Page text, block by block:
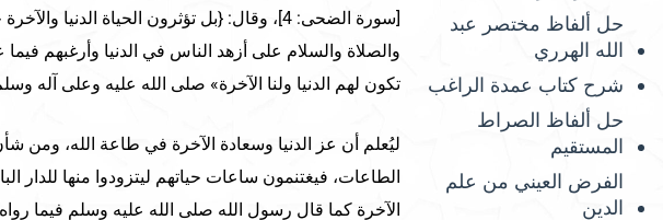
حل ألفاظ مختصر عبد
الله الهرري
شرح كتاب عمدة الراغب
حل ألفاظ الصراط
المستقيم
الفرض العيني من علم
الدين
والصلاة والسلام على أزهد الناس في الدنيا وأرغبهم فيما
تكون لهم الدنيا ولنا الآخرة» صلى الله عليه وعلى آله
ليُعلم أن عز الدنيا وسعادة الآخرة في طاعة الله، ومن
الطاعات، فيغتنمون ساعات حياتهم ليتزودوا منها للدار
الآخرة كما قال رسول الله صلى الله عليه وسلم فيما